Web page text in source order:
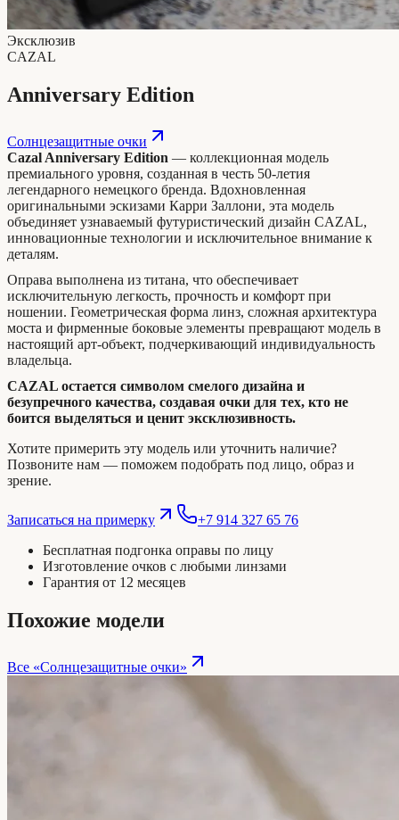
Эксклюзив
CAZAL
Anniversary Edition
Солнцезащитные очки
Cazal Anniversary Edition — коллекционная модель
премиального уровня, созданная в честь 50-летия
легендарного немецкого бренда. Вдохновленная
оригинальными эскизами Карри Заллони, эта модель
объединяет узнаваемый футуристический дизайн CAZAL,
инновационные технологии и исключительное внимание к
деталям.
Оправа выполнена из титана, что обеспечивает
исключительную легкость, прочность и комфорт при
ношении. Геометрическая форма линз, сложная архитектура
моста и фирменные боковые элементы превращают модель в
настоящий арт-объект, подчеркивающий индивидуальность
владельца.
CAZAL остается символом смелого дизайна и
безупречного качества, создавая очки для тех, кто не
боится выделяться и ценит эксклюзивность.
Хотите примерить эту модель или уточнить наличие?
Позвоните нам — поможем подобрать под лицо, образ и
зрение.
Записаться на примерку
+7 914 327 65 76
Бесплатная подгонка оправы по лицу
Изготовление очков с любыми линзами
Гарантия от 12 месяцев
Похожие модели
Все «Солнцезащитные очки»